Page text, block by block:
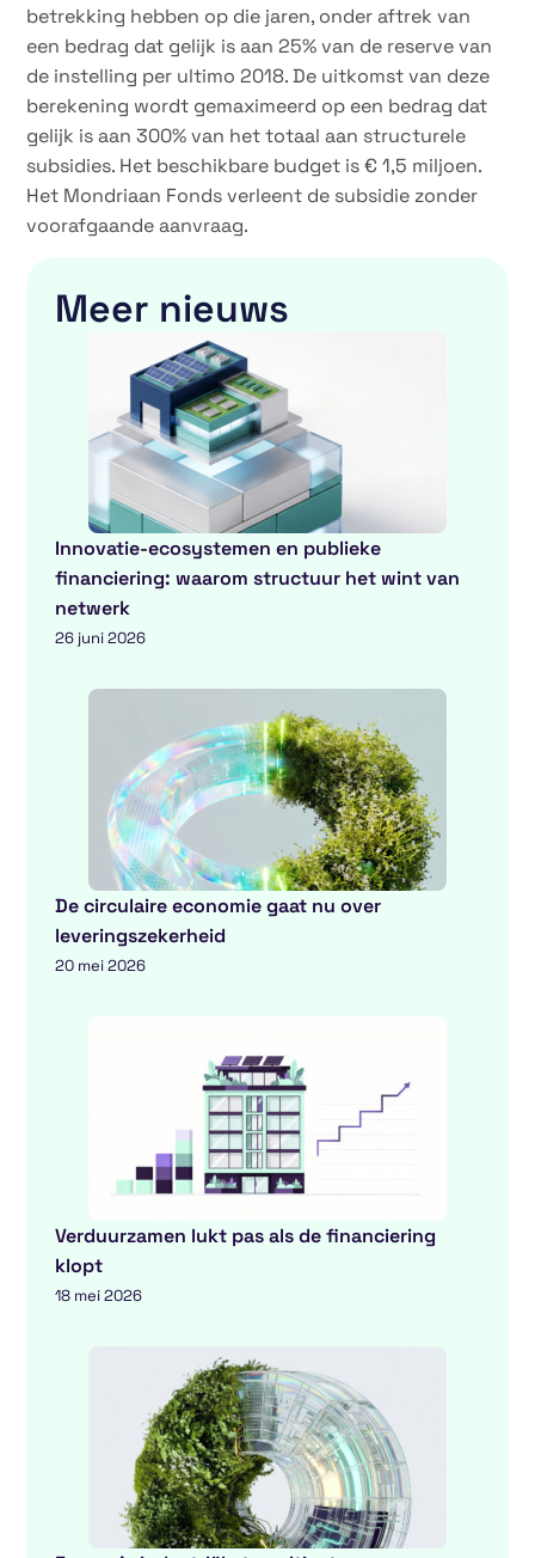
betrekking hebben op die jaren, onder aftrek van
een bedrag dat gelijk is aan 25% van de reserve van
de instelling per ultimo 2018. De uitkomst van deze
berekening wordt gemaximeerd op een bedrag dat
gelijk is aan 300% van het totaal aan structurele
subsidies. Het beschikbare budget is € 1,5 miljoen.
Het Mondriaan Fonds verleent de subsidie zonder
voorafgaande aanvraag.
Meer nieuws
Innovatie-ecosystemen en publieke
financiering: waarom structuur het wint van
netwerk
26 juni 2026
De circulaire economie gaat nu over
leveringszekerheid
20 mei 2026
Verduurzamen lukt pas als de financiering
klopt
18 mei 2026